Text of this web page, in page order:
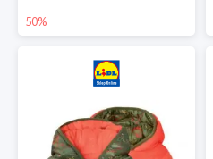
50%